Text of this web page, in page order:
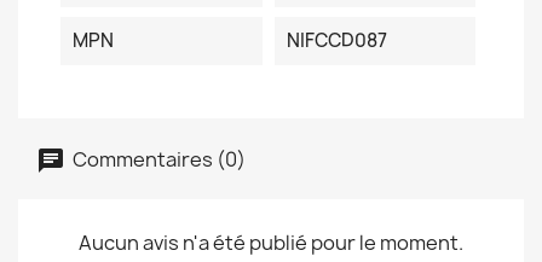
MPN NIFCCD087
Commentaires (0)
Aucun avis n'a été publié pour le moment.